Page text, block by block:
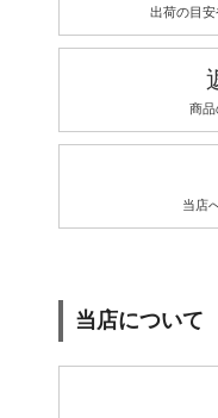
出荷の目安
商品
当店
当店について